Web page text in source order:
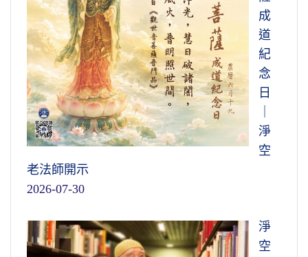
成
道
紀
念
日
淨
空
老法師開示
2026-07-30
淨
空